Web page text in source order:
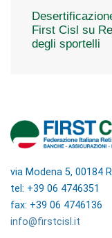
First Cisl su
degli sportelli
via Modena 5, 00184
tel: +39 06 4746351
fax: +39 06 4746136
info@firstcisl.it